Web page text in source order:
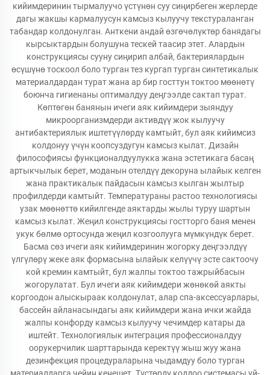
кийимдеринин тырмалуучо үстүнөн суу сиңирбеген жерлерде
дагы жакшы кармалуусун камсыз кылуучу текстураланган
табандар колдонулган. Анткени андай өзгөчөлүктөр банядагы
кырсыктардын болушуна тескей таасир этет. Алардын
конструкциясы сууну сиңирип албай, бактериялардын
өсүшүнө тоскоол боло турган тез кургап турган синтетикалык
материалдардан турат жана ар бир госттун токтоо мөөнөтү
боюнча гигиенаны оптималдуу деңгээлде сактап турат.
Көптөгөн банянын ичеги аяк кийимдери зыяндуу
микроорганизмдерди активдүү жок кылуучу
антибактериялык иштетүүлөрдү камтыйт, бул аяк кийимсиз
колдонуу үчүн коопсуздугун камсыз кылат. Дизайн
философиясы функционалдуулукка жана эстетикага басаң
артыкчылык берет, моданын отелдүү декоруна ылайык келген
жана практикалык пайдасын камсыз кылган жылтыр
профилдерди камтыйт. Температураны растоо технологиясы
узак мөөнөттө кийилгенде аяктарды жылы туруу шартын
камсыз кылат. Жеңил конструкциясы гостторго баня менен
укук бөлмө ортосунда жеңил козгоолууга мүмкүндүк берет.
Басма сөз ичеги аяк кийимдеринин жогорку деңгээлдүү
үлгүлөрү жеке аяк формасына ылайык келүүчү эсте сактоочу
кой кремин камтыйт, бул жалпы токтоо тажрыйбасын
жогорулатат. Бул ичеги аяк кийимдери жөнөкөй аякты
коргоодон алыскыраак колдонулат, алар спа-аксессуарлары,
бассейн айланасындагы аяк кийимдери жана ички жайда
жалпы конфорду камсыз кылуучу чечимдер катары да
иштейт. Технологиялык интеграция профессионалдуу
оорукерчилик шарттарында керектүү жыш жуу жана
дезинфекция процедураларына чыдамдуу боло турган